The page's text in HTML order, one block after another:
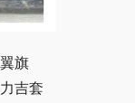
旗
吉套